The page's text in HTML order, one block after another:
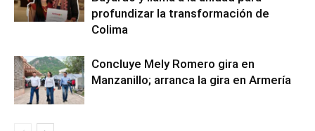
profundizar la transformación de
Colima
Concluye Mely Romero gira en
Manzanillo; arranca la gira en Armería